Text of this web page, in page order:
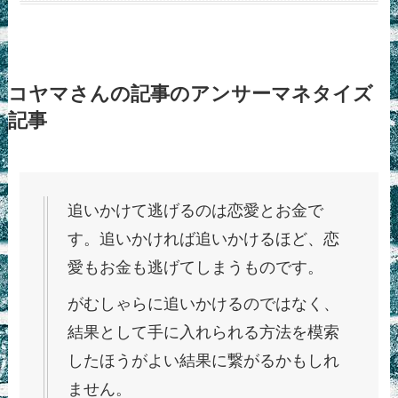
コヤマさんの記事のアンサーマネタイズ
記事
追いかけて逃げるのは恋愛とお金で
す。追いかければ追いかけるほど、恋
愛もお金も逃げてしまうものです。
がむしゃらに追いかけるのではなく、
結果として手に入れられる方法を模索
したほうがよい結果に繋がるかもしれ
ません。